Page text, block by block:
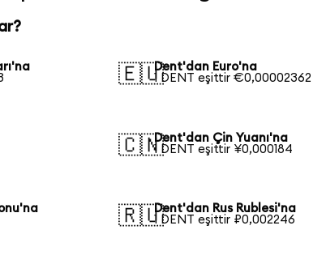
🇪🇺Dent'dan Euro'na
1 DENT eşittir €0,00002362
🇨🇳Dent'dan Çin Yuanı'na
1 DENT eşittir ¥0,000184
🇷🇺Dent'dan Rus Rublesi'na
1 DENT eşittir ₽0,002246